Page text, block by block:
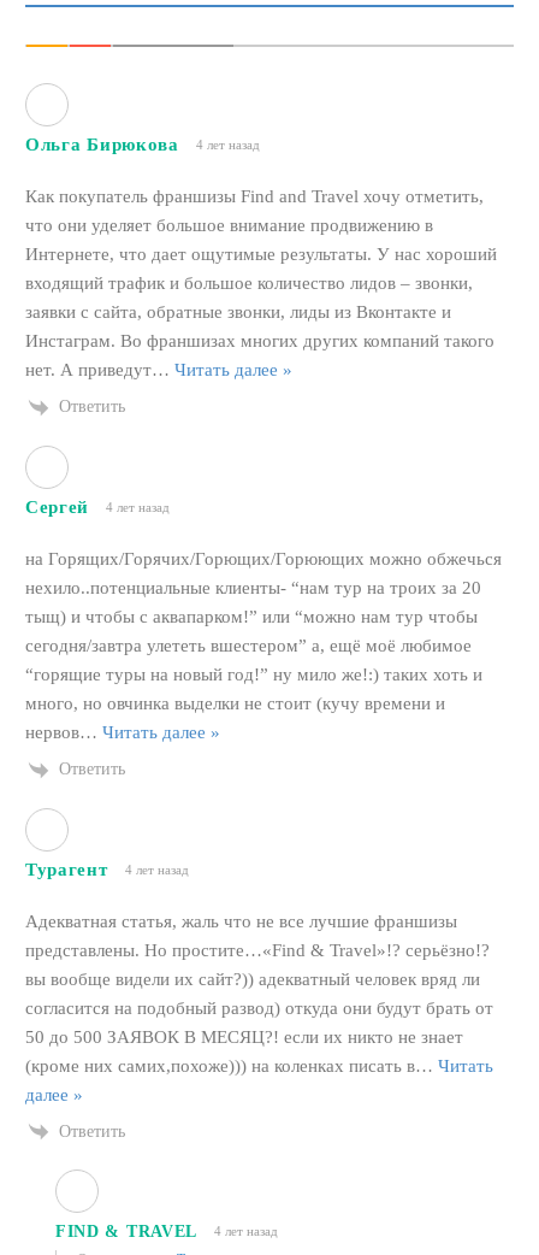
Ольга Бирюкова 4 лет назад
Как покупатель франшизы Find and Travel хочу отметить,
что они уделяет большое внимание продвижению в
Интернете, что дает ощутимые результаты. У нас хороший
входящий трафик и большое количество лидов – звонки,
заявки с сайта, обратные звонки, лиды из Вконтакте и
Инстаграм. Во франшизах многих других компаний такого
нет. А приведут… Читать далее »
Ответить
Сергей 4 лет назад
на Горящих/Горячих/Горющих/Горюющих можно обжечься
нехило..потенциальные клиенты- “нам тур на троих за 20
тыщ) и чтобы с аквапарком!” или “можно нам тур чтобы
сегодня/завтра улететь вшестером” а, ещё моё любимое
“горящие туры на новый год!” ну мило же!:) таких хоть и
много, но овчинка выделки не стоит (кучу времени и
нервов… Читать далее »
Ответить
Турагент 4 лет назад
Адекватная статья, жаль что не все лучшие франшизы
представлены. Но простите…«Find & Travel»!? серьёзно!?
вы вообще видели их сайт?)) адекватный человек вряд ли
согласится на подобный развод) откуда они будут брать от
50 до 500 ЗАЯВОК В МЕСЯЦ?! если их никто не знает
(кроме них самих,похоже))) на коленках писать в… Читать
далее »
Ответить
FIND & TRAVEL 4 лет назад